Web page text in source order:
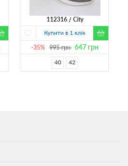
112316
City
Купити в 1 клік
-35% 995грн 647грн
40 42